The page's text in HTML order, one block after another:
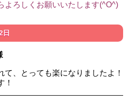
よろしくお願いいたします(^O^)
日
て、とっても楽になりましたよ！
！